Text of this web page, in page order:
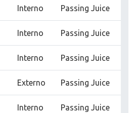
Interno Passing Juice
Interno Passing Juice
Interno Passing Juice
Externo Passing Juice
Interno Passing Juice